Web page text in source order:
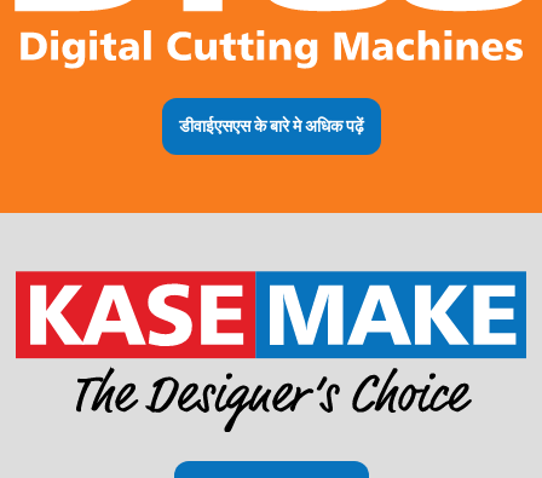
डीवाईएसएस के बारे मे अधिक पढ़ें